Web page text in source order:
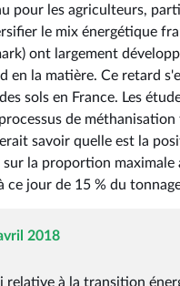
pour les agriculteurs,
le mix énergétique
ont largement
en la matière. Ce retard
sols en France. Les
de
savoir quelle est la
la proportion
ce jour de 15 % du
2018
relative à la transition